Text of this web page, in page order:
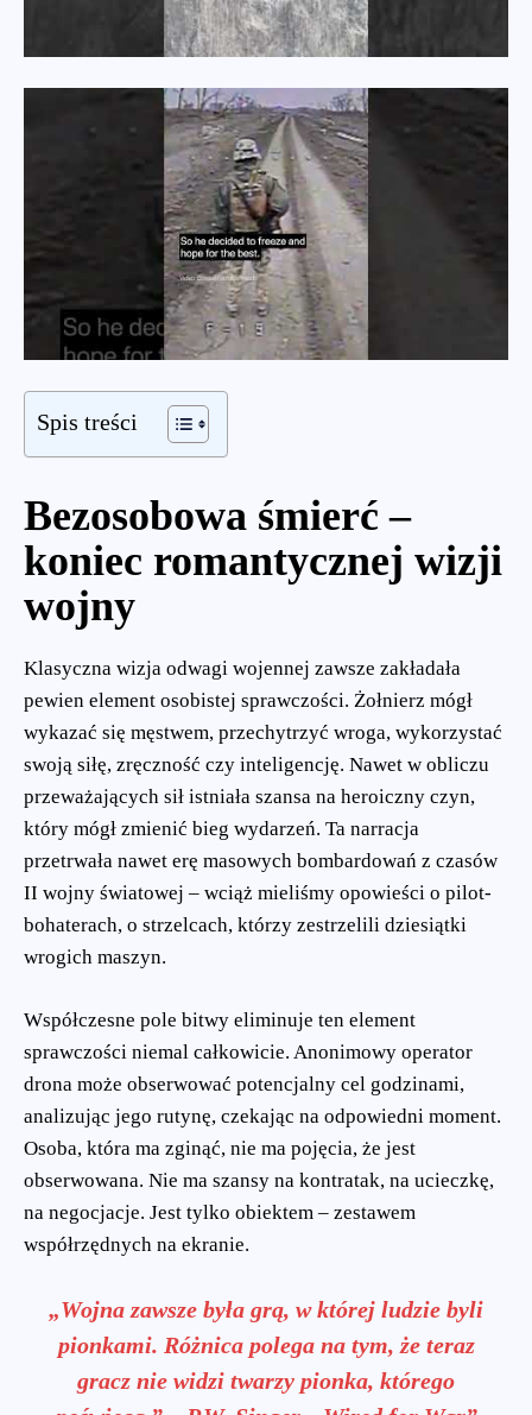
Spis treści
Bezosobowa śmierć –
koniec romantycznej wizji
wojny
Klasyczna wizja odwagi wojennej zawsze zakładała
pewien element osobistej sprawczości. Żołnierz mógł
wykazać się męstwem, przechytrzyć wroga, wykorzystać
swoją siłę, zręczność czy inteligencję. Nawet w obliczu
przeważających sił istniała szansa na heroiczny czyn,
który mógł zmienić bieg wydarzeń. Ta narracja
przetrwała nawet erę masowych bombardowań z czasów
II wojny światowej – wciąż mieliśmy opowieści o pilot-
bohaterach, o strzelcach, którzy zestrzelili dziesiątki
wrogich maszyn.
Współczesne pole bitwy eliminuje ten element
sprawczości niemal całkowicie. Anonimowy operator
drona może obserwować potencjalny cel godzinami,
analizując jego rutynę, czekając na odpowiedni moment.
Osoba, która ma zginąć, nie ma pojęcia, że jest
obserwowana. Nie ma szansy na kontratak, na ucieczkę,
na negocjacje. Jest tylko obiektem – zestawem
współrzędnych na ekranie.
„Wojna zawsze była grą, w której ludzie byli
pionkami. Różnica polega na tym, że teraz
gracz nie widzi twarzy pionka, którego